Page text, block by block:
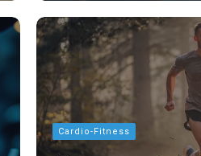
Cardio-Fitness